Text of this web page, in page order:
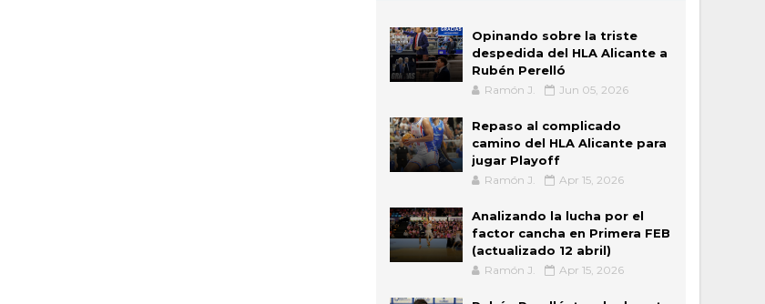
Opinando sobre la triste
despedida del HLA Alicante a
Rubén Perelló
Ramón J. Jun 05, 2026
Repaso al complicado
camino del HLA Alicante para
jugar Playoff
Ramón J. Apr 15, 2026
Analizando la lucha por el
factor cancha en Primera FEB
(actualizado 12 abril)
Ramón J. Apr 15, 2026